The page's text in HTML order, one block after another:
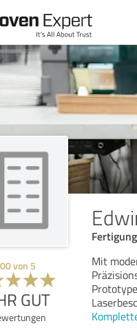
von 5
GUT
Mit